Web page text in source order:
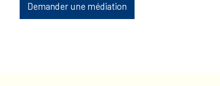
Demander une médiation